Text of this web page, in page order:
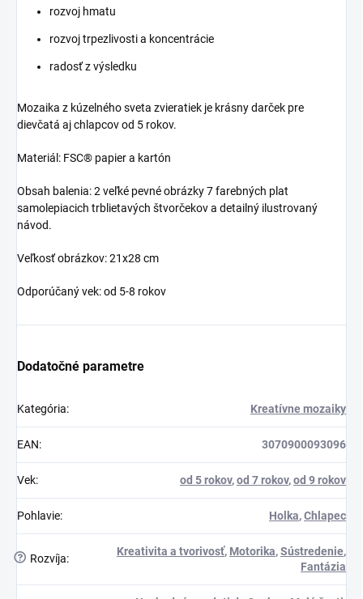
rozvoj hmatu
rozvoj trpezlivosti a koncentrácie
radosť z výsledku
Mozaika z kúzelného sveta zvieratiek je krásny darček pre
dievčatá aj chlapcov od 5 rokov.
Materiál: FSC® papier a kartón
Obsah balenia: 2 veľké pevné obrázky 7 farebných plat
samolepiacich trblietavých štvorčekov a detailný ilustrovaný
návod.
Veľkosť obrázkov: 21x28 cm
Odporúčaný vek: od 5-8 rokov
Dodatočné parametre
Kategória: Kreatívne mozaiky
EAN: 3070900093096
Vek: od 5 rokov,od 7 rokov,od 9 rokov
Pohlavie: Holka,Chlapec
? Rozvíja:
Kreativita a tvorivosť, Motorika,Sústredenie,
Fantázia